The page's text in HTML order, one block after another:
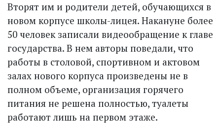
Вторят им и родители детей, обучающихся в
новом корпусе школы-лицея. Накануне более
50 человек записали видеообращение к главе
государства. В нем авторы поведали, что
работы в столовой, спортивном и актовом
залах нового корпуса произведены не в
полном объеме, организация горячего
питания не решена полностью, туалеты
работают лишь на первом этаже.